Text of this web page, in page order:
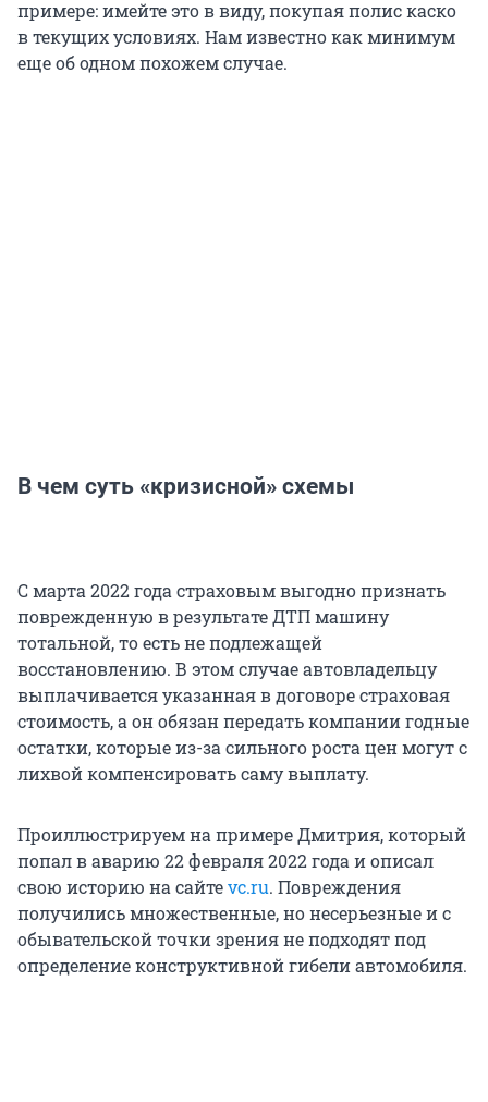
примере: имейте это в виду, покупая полис каско
в текущих условиях. Нам известно как минимум
еще об одном похожем случае.
В чем суть «кризисной» схемы
С марта 2022 года страховым выгодно признать
поврежденную в результате ДТП машину
тотальной, то есть не подлежащей
восстановлению. В этом случае автовладельцу
выплачивается указанная в договоре страховая
стоимость, а он обязан передать компании годные
остатки, которые из-за сильного роста цен могут с
лихвой компенсировать саму выплату.
Проиллюстрируем на примере Дмитрия, который
попал в аварию 22 февраля 2022 года и описал
свою историю на сайтеvc.ru. Повреждения
получились множественные, но несерьезные и с
обывательской точки зрения не подходят под
определение конструктивной гибели автомобиля.